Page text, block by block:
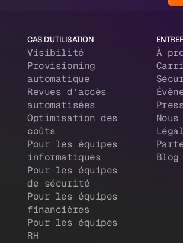
CAS D'UTILISATION
Visibilité
Provisioning
automatique
Revues d’accès
automatisées
Optimisation des
coûts
Pour les équipes
informatiques
Pour les équipes
de sécurité
Pour les équipes
financières
Pour les équipes
RH
À
Blog